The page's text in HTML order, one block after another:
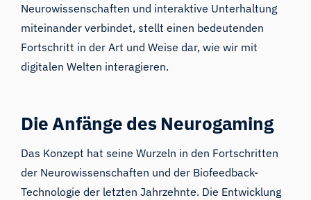
Neurowissenschaften und interaktive Unterhaltung
miteinander verbindet, stellt einen bedeutenden
Fortschritt in der Art und Weise dar, wie wir mit
digitalen Welten interagieren.
Die Anfänge des Neurogaming
Das Konzept hat seine Wurzeln in den Fortschritten
der Neurowissenschaften und der Biofeedback-
Technologie der letzten Jahrzehnte. Die Entwicklung